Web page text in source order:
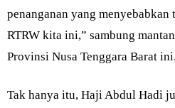
penanganan yang menyebabkan
RTRW kita ini,” sambung
Provinsi Nusa Tenggara Barat ini.
Tak hanya itu, Haji Abdul Hadi